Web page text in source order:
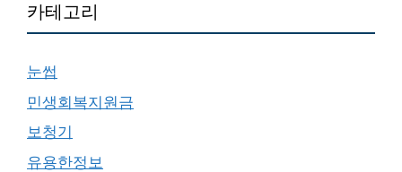
카테고리
눈썹
민생회복지원금
보청기
유용한정보